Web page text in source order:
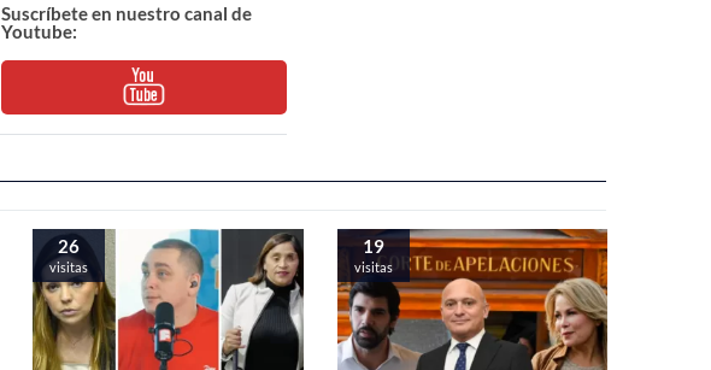
Suscríbete en nuestro canal de
Youtube:
26
visitas
19
visitas